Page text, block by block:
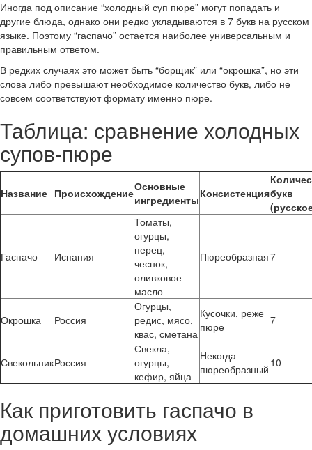
Иногда под описание “холодный суп пюре” могут попадать и
другие блюда, однако они редко укладываются в 7 букв на русском
языке. Поэтому “гаспачо” остается наиболее универсальным и
правильным ответом.
В редких случаях это может быть “борщик” или “окрошка”, но эти
слова либо превышают необходимое количество букв, либо не
совсем соответствуют формату именно пюре.
Таблица: сравнение холодных
супов-пюре
Название ПроисхождениеОсновные
ингредиентыКонсистенциябукв
Гаспачо Испания
Томаты,
огурцы,
перец,
чеснок,
оливковое
масло
Пюреобразная7
Окрошка Россия
Огурцы,
редис, мясо,
квас, сметана
Кусочки, реже
пюре
7
СвекольникРоссия
Свекла,
огурцы,
кефир, яйца
Некогда
пюреобразный 10
Как приготовить гаспачо в
домашних условиях